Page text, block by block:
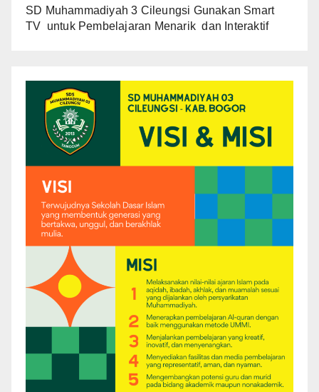
SD Muhammadiyah 3 Cileungsi Gunakan Smart
TV untuk Pembelajaran Menarik dan Interaktif